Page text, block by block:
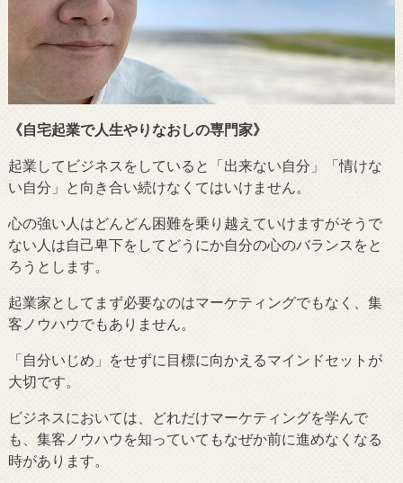
《自宅起業で人生やりなおしの専門家》
起業してビジネスをしていると「出来ない自分」「情けな
い自分」と向き合い続けなくてはいけません。
心の強い人はどんどん困難を乗り越えていけますがそうで
ない人は自己卑下をしてどうにか自分の心のバランスをと
ろうとします。
起業家としてまず必要なのはマーケティングでもなく、集
客ノウハウでもありません。
「自分いじめ」をせずに目標に向かえるマインドセットが
大切です。
ビジネスにおいては、どれだけマーケティングを学んで
も、集客ノウハウを知っていてもなぜか前に進めなくなる
時があります。